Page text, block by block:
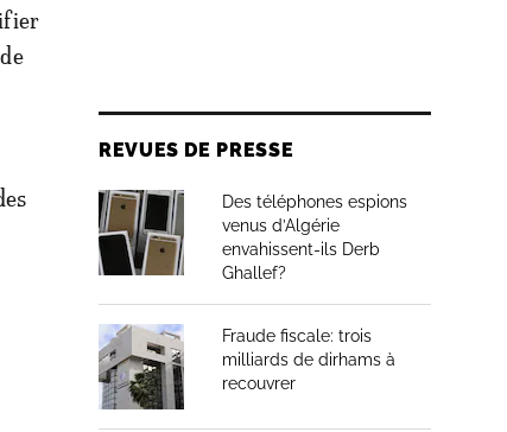
REVUES DE PRESSE
Des téléphones espions
venus d’Algérie
envahissent-ils Derb
Ghallef?
Fraude fiscale: trois
milliards de dirhams à
recouvrer